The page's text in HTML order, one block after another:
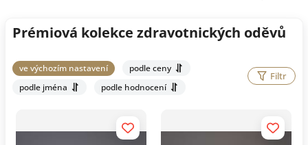
Prémiová kolekce zdravotnických oděvů
ve výchozím nastavení
podle ceny
podle jména
podle hodnocení
Filtr